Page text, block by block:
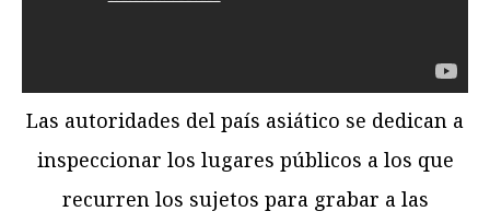
Las autoridades del país asiático se dedican a
inspeccionar los lugares públicos a los que
recurren los sujetos para grabar a las